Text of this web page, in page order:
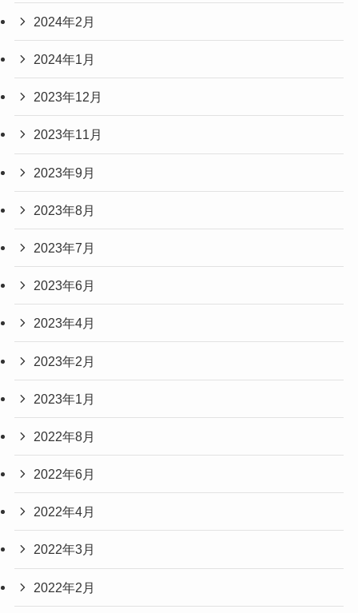
2024年2月
2024年1月
2023年12月
2023年11月
2023年9月
2023年8月
2023年7月
2023年6月
2023年4月
2023年2月
2023年1月
2022年8月
2022年6月
2022年4月
2022年3月
2022年2月